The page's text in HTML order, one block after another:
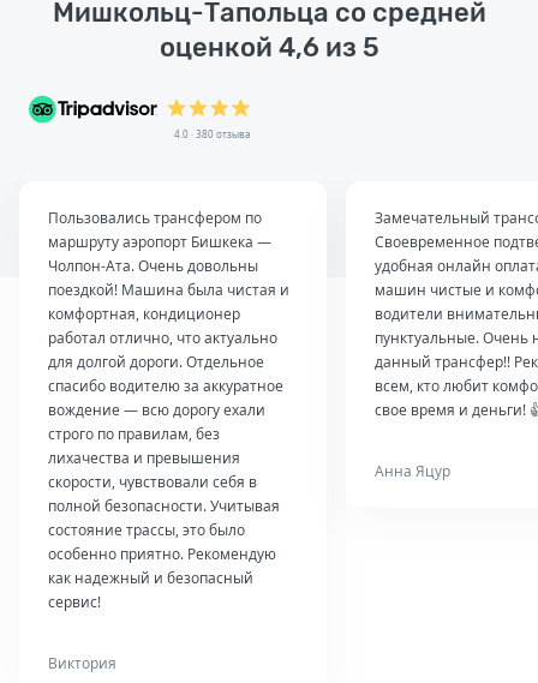
Мишкольц-Тапольца со средней
оценкой 4,6 из 5
4.0 · 380 отзыва
Пользовались трансфером по
маршруту аэропорт Бишкека —
Чолпон-Ата. Очень довольны
поездкой! Машина была чистая и
комфортная, кондиционер
работал отлично, что актуально
для долгой дороги. Отдельное
спасибо водителю за аккуратное
вождение — всю дорогу ехали
строго по правилам, без
лихачества и превышения
скорости, чувствовали себя в
полной безопасности. Учитывая
состояние трассы, это было
особенно приятно. Рекомендую
как надежный и безопасный
сервис!
Виктория
Замечательный
Своевременное
удобная онлайн
машин чистые и
водители
пунктуальные. Очень
данный трансфер!!
всем, кто любит
свое время и деньги!
Анна Яцур